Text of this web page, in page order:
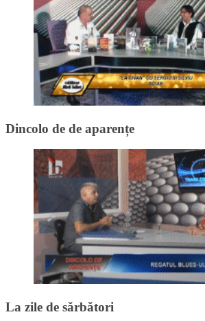
Dincolo de de aparențe
La zile de sărbători